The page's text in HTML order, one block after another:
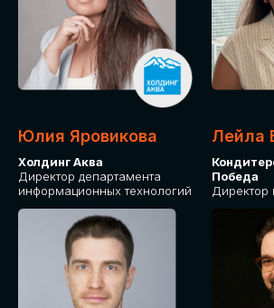
Юлия Яровикова
Холдинг Аква
Директор департамента
информационных технологий
Лейла
Победа
Директор